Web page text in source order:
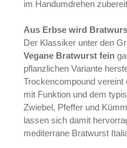
im Handumdrehen
Aus Erbse wird
Der Klassiker unter den
Vegane Bratwurst fein
pflanzlichen Variante
Trockencompound
mit Funktion und dem
Zwiebel, Pfeffer und
lassen sich damit
mediterrane Bratwurst